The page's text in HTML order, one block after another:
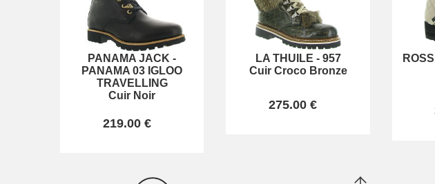
PANAMA JACK -
PANAMA 03 IGLOO
TRAVELLING
Cuir Noir
219.00 €
LA THUILE - 957
Cuir Croco Bronze
275.00 €